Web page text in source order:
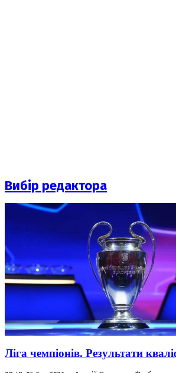
Вибір редактора
Ліга чемпіонів. Результати